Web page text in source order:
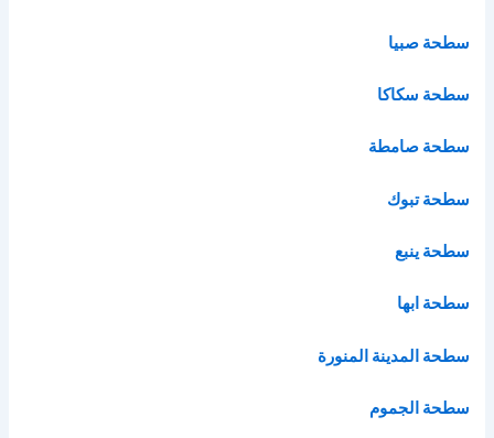
سطحة صبيا
سطحة سكاكا
سطحة صامطة
سطحة تبوك
سطحة ينبع
سطحة ابها
سطحة المدينة المنورة
سطحة الجموم